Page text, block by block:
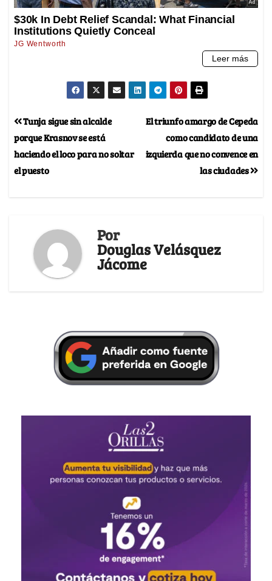
El triunfo amargo de Cepeda
como candidato de una
izquierda que no convence en
las ciudades
Tunja sigue sin alcalde
porque Krasnov se está
haciendo el loco para no soltar
el puesto
Por
Douglas Velásquez
Jácome